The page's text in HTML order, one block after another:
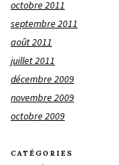
octobre 2011
septembre 2011
août 2011
juillet 2011
décembre 2009
novembre 2009
octobre 2009
CATÉGORIES